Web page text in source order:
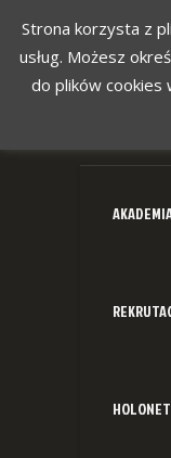
HOLONET
Strona korzysta z
usług. Możesz
do plików cookies